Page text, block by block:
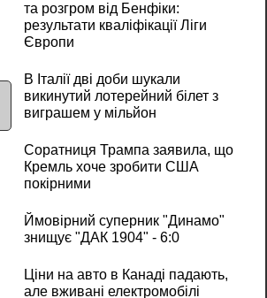
та розгром від Бенфіки:
результати кваліфікації Ліги
Європи
В Італії дві доби шукали
викинутий лотерейний білет з
виграшем у мільйон
Соратниця Трампа заявила, що
Кремль хоче зробити США
покірними
Ймовірний суперник "Динамо"
знищує "ДАК 1904" - 6:0
Ціни на авто в Канаді падають,
але вживані електромобілі